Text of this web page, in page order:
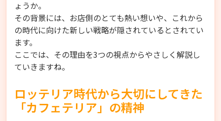
ょうか。
その背景には、お店側のとても熱い想いや、これから
の時代に向けた新しい戦略が隠されているとされてい
ます。
ここでは、その理由を3つの視点からやさしく解説し
ていきますね。
ロッテリア時代から大切にしてきた
「カフェテリア」の精神